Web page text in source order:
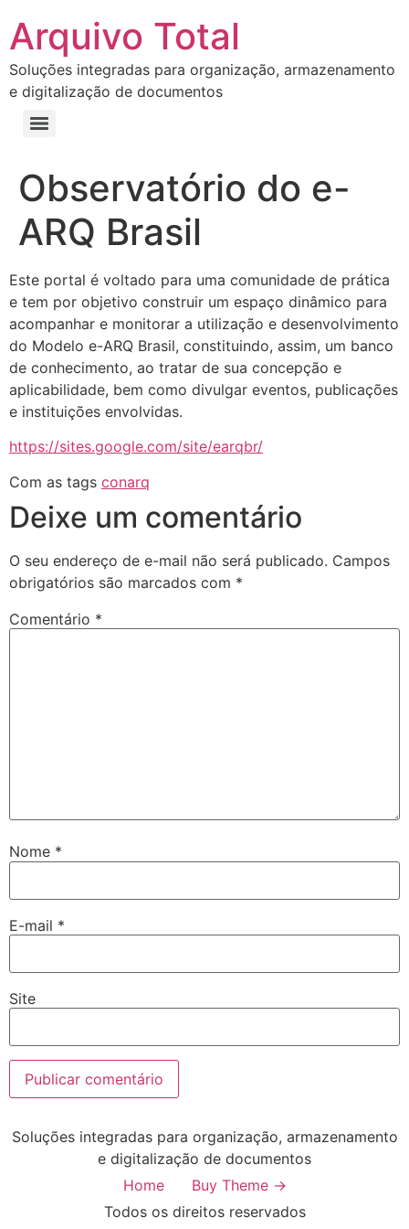
Arquivo Total
Soluções integradas para organização, armazenamento
e digitalização de documentos
Observatório do e-
ARQ Brasil
Este portal é voltado para uma comunidade de prática
e tem por objetivo construir um espaço dinâmico para
acompanhar e monitorar a utilização e desenvolvimento
do Modelo e-ARQ Brasil, constituindo, assim, um banco
de conhecimento, ao tratar de sua concepção e
aplicabilidade, bem como divulgar eventos, publicações
e instituições envolvidas.
https://sites.google.com/site/earqbr/
Com as tags conarq
Deixe um comentário
O seu endereço de e-mail não será publicado. Campos
obrigatórios são marcados com *
Comentário *
Nome *
E-mail *
Site
Soluções integradas para organização, armazenamento
e digitalização de documentos
Home
Buy Theme →
Todos os direitos reservados